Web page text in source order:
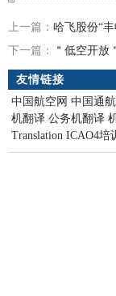
上一篇： 哈飞股份“
下一篇：
＂低空开放
友情链接
中国航空网 中国通航
机翻译 公务机翻译
Translation ICAO4培